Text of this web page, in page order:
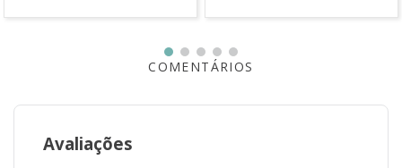
Para pedidos acima de 15 metros, é possível que haja
*Imagem meramente ilustrativa*
COMENTÁRIOS
Avaliações